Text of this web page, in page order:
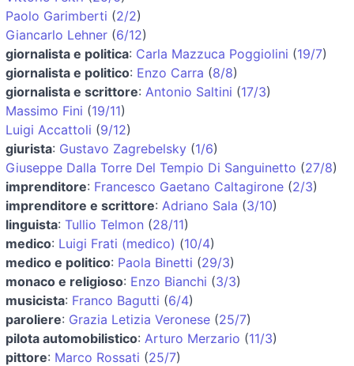
Paolo Garimberti (2/2)
Giancarlo Lehner (6/12)
giornalista e politica: Carla Mazzuca Poggiolini (19/7)
giornalista e politico: Enzo Carra (8/8)
giornalista e scrittore: Antonio Saltini (17/3)
Massimo Fini (19/11)
Luigi Accattoli (9/12)
giurista: Gustavo Zagrebelsky (1/6)
Giuseppe Dalla Torre Del Tempio Di Sanguinetto (27/8)
imprenditore: Francesco Gaetano Caltagirone (2/3)
imprenditore e scrittore: Adriano Sala (3/10)
linguista: Tullio Telmon (28/11)
medico: Luigi Frati (medico) (10/4)
medico e politico: Paola Binetti (29/3)
monaco e religioso: Enzo Bianchi (3/3)
musicista: Franco Bagutti (6/4)
paroliere: Grazia Letizia Veronese (25/7)
pilota automobilistico: Arturo Merzario (11/3)
pittore: Marco Rossati (25/7)